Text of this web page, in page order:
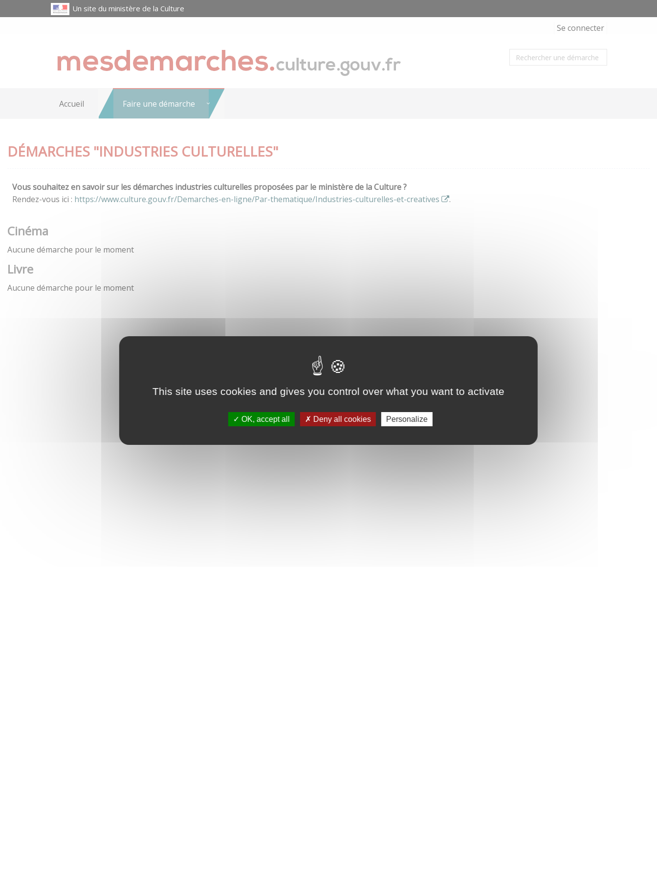
This site uses cookies and gives you control over what you want to activate
OK, accept all Deny all cookies Personalize
Un site du ministère de la Culture
Se connecter
Accueil Faire une démarche
DÉMARCHES "INDUSTRIES CULTURELLES"
Vous souhaitez en savoir sur les démarches industries culturelles proposées par le ministère de la Culture ?
Rendez-vous ici : https://www.culture.gouv.fr/Demarches-en-ligne/Par-thematique/Industries-culturelles-et-creatives .
Cinéma
Aucune démarche pour le moment
Livre
Aucune démarche pour le moment